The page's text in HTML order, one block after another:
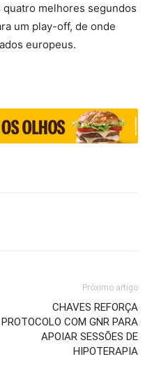
melhores segundos
um play-off, de onde
europeus.
Próximo artigo
CHAVES REFORÇA
PROTOCOLO COM GNR PARA
APOIAR SESSÕES DE
HIPOTERAPIA